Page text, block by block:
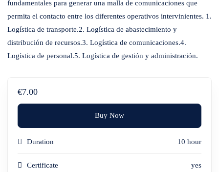
fundamentales para generar una malla de comunicaciones que
permita el contacto entre los diferentes operativos intervinientes. 1.
Logística de transporte.2. Logística de abastecimiento y
distribución de recursos.3. Logística de comunicaciones.4.
Logística de personal.5. Logística de gestión y administración.
€7.00
Buy Now
Duration 10 hour
Certificate yes